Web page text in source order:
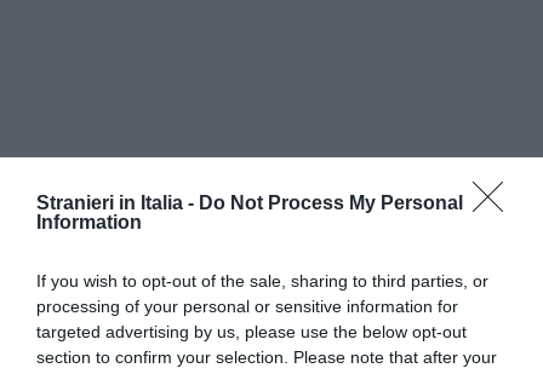
Stranieri in Italia - Do Not Process My Personal
Information
If you wish to opt-out of the sale, sharing to third parties, or
processing of your personal or sensitive information for
targeted advertising by us, please use the below opt-out
section to confirm your selection. Please note that after your